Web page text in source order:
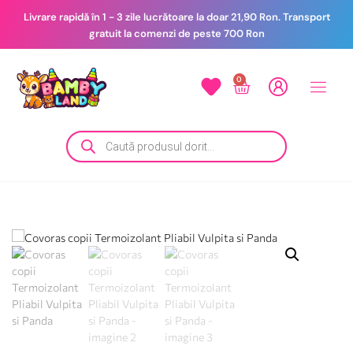
Livrare rapidă în 1 - 3 zile lucrătoare la doar 21,90 Ron. Transport
gratuit la comenzi de peste 700 Ron
0